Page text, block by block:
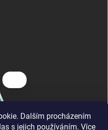
Dalším procházením
s jejich používáním. Více